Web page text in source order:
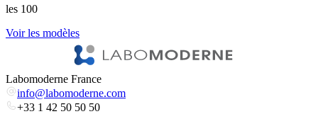
les 100
Voir les modèles
Labomoderne France
info@labomoderne.com
+33 1 42 50 50 50